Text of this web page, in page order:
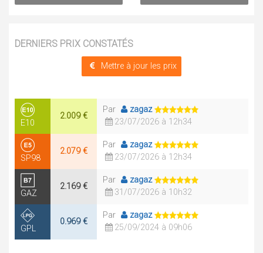
DERNIERS PRIX CONSTATÉS
Mettre à jour les prix
E10
2.009 €
Par
zagaz
23/07/2026 à 12h34
SP98
2.079 €
Par
zagaz
23/07/2026 à 12h34
GAZ
2.169 €
Par
zagaz
31/07/2026 à 10h32
GPL
0.969 €
Par
zagaz
25/09/2024 à 09h06